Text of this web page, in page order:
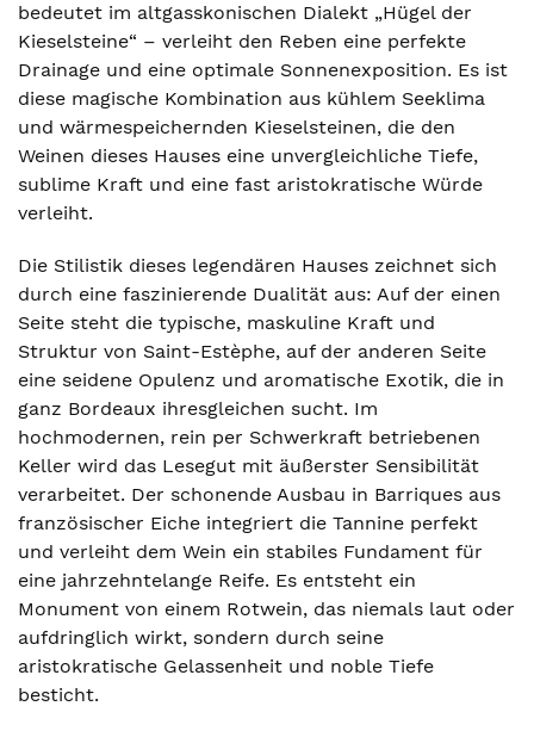
bedeutet im altgasskonischen Dialekt „Hügel der
Kieselsteine“ – verleiht den Reben eine perfekte
Drainage und eine optimale Sonnenexposition. Es ist
diese magische Kombination aus kühlem Seeklima
und wärmespeichernden Kieselsteinen, die den
Weinen dieses Hauses eine unvergleichliche Tiefe,
sublime Kraft und eine fast aristokratische Würde
verleiht.
Die Stilistik dieses legendären Hauses zeichnet sich
durch eine faszinierende Dualität aus: Auf der einen
Seite steht die typische, maskuline Kraft und
Struktur von Saint-Estèphe, auf der anderen Seite
eine seidene Opulenz und aromatische Exotik, die in
ganz Bordeaux ihresgleichen sucht. Im
hochmodernen, rein per Schwerkraft betriebenen
Keller wird das Lesegut mit äußerster Sensibilität
verarbeitet. Der schonende Ausbau in Barriques aus
französischer Eiche integriert die Tannine perfekt
und verleiht dem Wein ein stabiles Fundament für
eine jahrzehntelange Reife. Es entsteht ein
Monument von einem Rotwein, das niemals laut oder
aufdringlich wirkt, sondern durch seine
aristokratische Gelassenheit und noble Tiefe
besticht.